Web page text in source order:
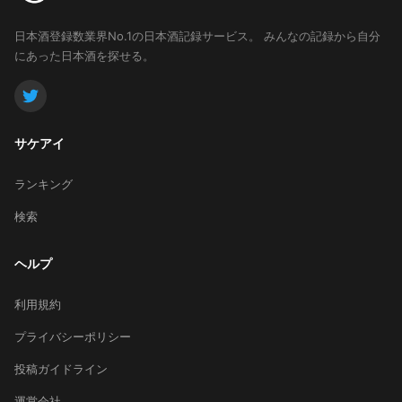
日本酒登録数業界No.1の日本酒記録サービス。
みんなの記録から自分
にあった日本酒を探せる。
サケアイ
ランキング
検索
ヘルプ
利用規約
プライバシーポリシー
投稿ガイドライン